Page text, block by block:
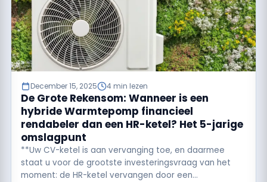
December 15, 2025 4 min lezen
De Grote Rekensom: Wanneer is een
hybride Warmtepomp financieel
rendabeler dan een HR-ketel? Het 5-jarige
omslagpunt
**Uw CV-ketel is aan vervanging toe, en daarmee
staat u voor de grootste investeringsvraag van het
moment: de HR-ketel vervangen door een…